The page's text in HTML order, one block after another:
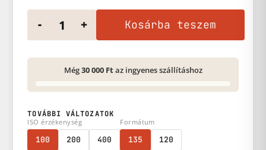
- + Kosárba teszem
Még30 000 Ftaz ingyenes szállításhoz
TOVÁBBI VÁLTOZATOK
ISO érzékenység
100 200 400
Formátum
135 120